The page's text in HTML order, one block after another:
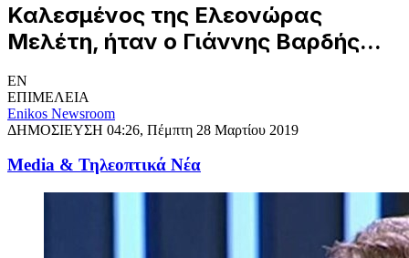
Καλεσμένος της Ελεονώρας
Μελέτη, ήταν ο Γιάννης Βαρδής...
EN
ΕΠΙΜΕΛΕΙΑ
Enikos Newsroom
ΔΗΜΟΣΙΕΥΣΗ 04:26, Πέμπτη 28 Μαρτίου 2019
Media & Τηλεοπτικά Νέα